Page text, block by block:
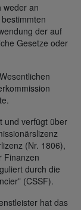
weder an
der auf
Gesetze oder
und verfügt über
(Nr. 1806),
Finanzen
durch die
(CSSF).
hat das